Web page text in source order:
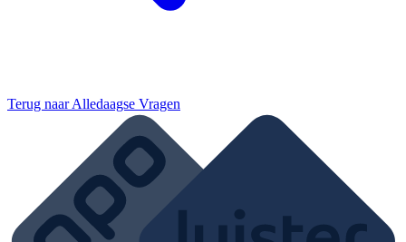
Terug naarAlledaagse Vragen